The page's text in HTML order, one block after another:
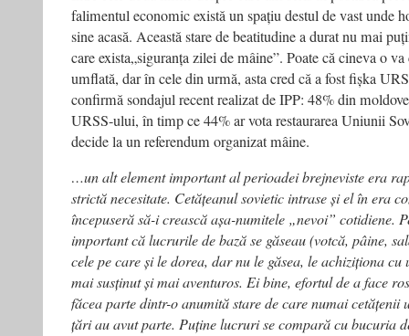
falimentul economic există un spațiu destul de vast unde
sine acasă. Această stare de beatitudine a durat nu mai
care exista„siguranța zilei de mâine”. Poate că cineva o
umflată, dar în cele din urmă, asta cred că a fost fișka
confirmă sondajul recent realizat de IPP: 48% din
URSS-ului, în timp ce 44% ar vota restaurarea Uniunii
decide la un referendum organizat mâine.
…un alt element important al perioadei brejneviste era
strictă necesitate. Cetățeanul sovietic intrase și el în era
începuseră să-i crească așa-numitele „nevoi” cotidiene.
important că lucrurile de bază se găseau (votcă, pâine,
cele pe care și le dorea, dar nu le găsea, le achiziționa
mai susținut și mai aventuros. Ei bine, efortul de a face
făcea parte dintr-o anumită stare de care numai cetățenii
țări au avut parte. Puține lucruri se compară cu bucuria